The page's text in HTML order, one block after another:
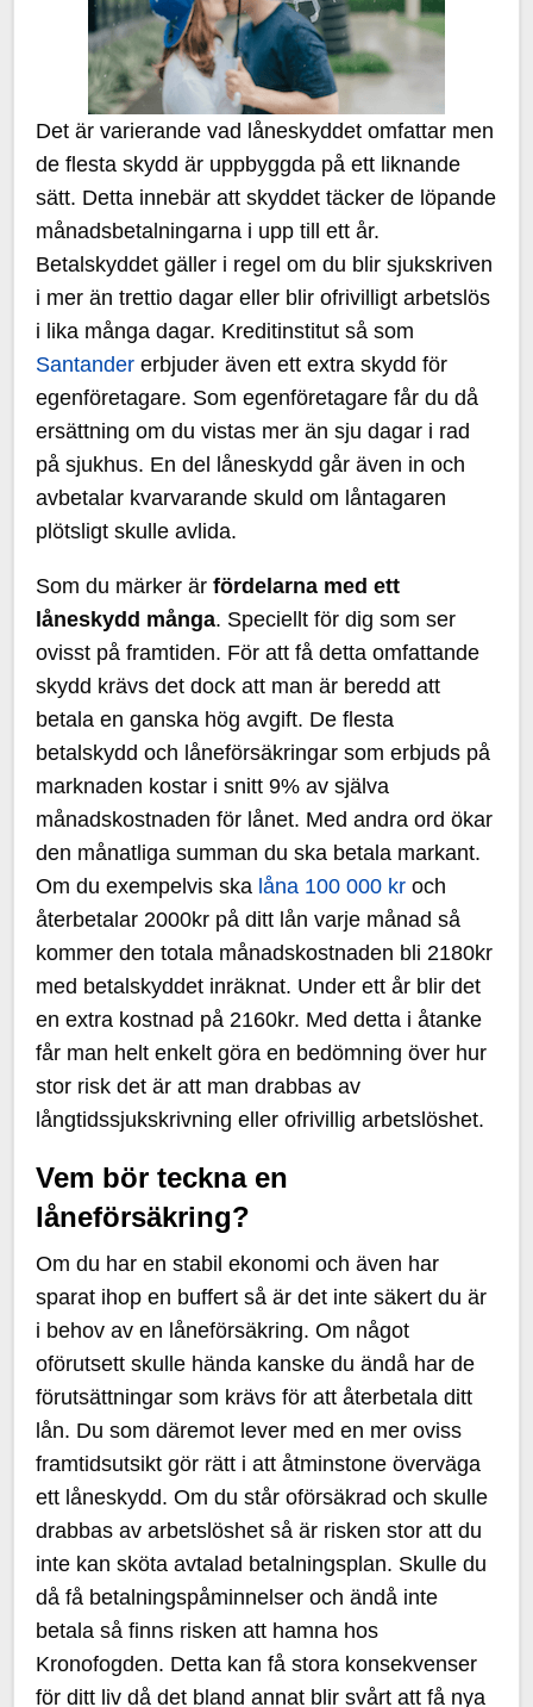
Det är varierande vad låneskyddet omfattar men
de flesta skydd är uppbyggda på ett liknande
sätt. Detta innebär att skyddet täcker de löpande
månadsbetalningarna i upp till ett år.
Betalskyddet gäller i regel om du blir sjukskriven
i mer än trettio dagar eller blir ofrivilligt arbetslös
i lika många dagar. Kreditinstitut så som
Santander erbjuder även ett extra skydd för
egenföretagare. Som egenföretagare får du då
ersättning om du vistas mer än sju dagar i rad
på sjukhus. En del låneskydd går även in och
avbetalar kvarvarande skuld om låntagaren
plötsligt skulle avlida.
Som du märker ärfördelarna med ett
låneskydd många. Speciellt för dig som ser
ovisst på framtiden. För att få detta omfattande
skydd krävs det dock att man är beredd att
betala en ganska hög avgift. De flesta
betalskydd och låneförsäkringar som erbjuds på
marknaden kostar i snitt 9% av själva
månadskostnaden för lånet. Med andra ord ökar
den månatliga summan du ska betala markant.
Om du exempelvis ska låna 100 000 kr och
återbetalar 2000kr på ditt lån varje månad så
kommer den totala månadskostnaden bli 2180kr
med betalskyddet inräknat. Under ett år blir det
en extra kostnad på 2160kr. Med detta i åtanke
får man helt enkelt göra en bedömning över hur
stor risk det är att man drabbas av
långtidssjukskrivning eller ofrivillig arbetslöshet.
Vem bör teckna en
låneförsäkring?
Om du har en stabil ekonomi och även har
sparat ihop en buffert så är det inte säkert du är
i behov av en låneförsäkring. Om något
oförutsett skulle hända kanske du ändå har de
förutsättningar som krävs för att återbetala ditt
lån. Du som däremot lever med en mer oviss
framtidsutsikt gör rätt i att åtminstone överväga
ett låneskydd. Om du står oförsäkrad och skulle
drabbas av arbetslöshet så är risken stor att du
inte kan sköta avtalad betalningsplan. Skulle du
då få betalningspåminnelser och ändå inte
betala så finns risken att hamna hos
Kronofogden. Detta kan få stora konsekvenser
för ditt liv då det bland annat blir svårt att få nya